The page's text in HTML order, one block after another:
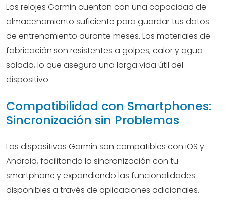
Los relojes Garmin cuentan con una capacidad de
almacenamiento suficiente para guardar tus datos
de entrenamiento durante meses. Los materiales de
fabricación son resistentes a golpes, calor y agua
salada, lo que asegura una larga vida útil del
dispositivo.
Compatibilidad con Smartphones:
Sincronización sin Problemas
Los dispositivos Garmin son compatibles con iOS y
Android, facilitando la sincronización con tu
smartphone y expandiendo las funcionalidades
disponibles a través de aplicaciones adicionales.